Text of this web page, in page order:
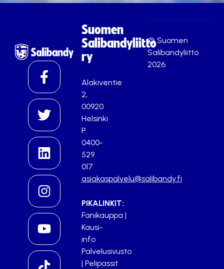
Suomen
Salibandyliitto
ry
Alakiventie
2,
00920
Helsinki
P.
0400-
529
017
asiakaspalvelu@salibandy.fi
PIKALINKIT:
Fanikauppa |
Kausi-
info
Palvelusivusto
| Pelipassit
© Suomen
Salibandyliitto
2026